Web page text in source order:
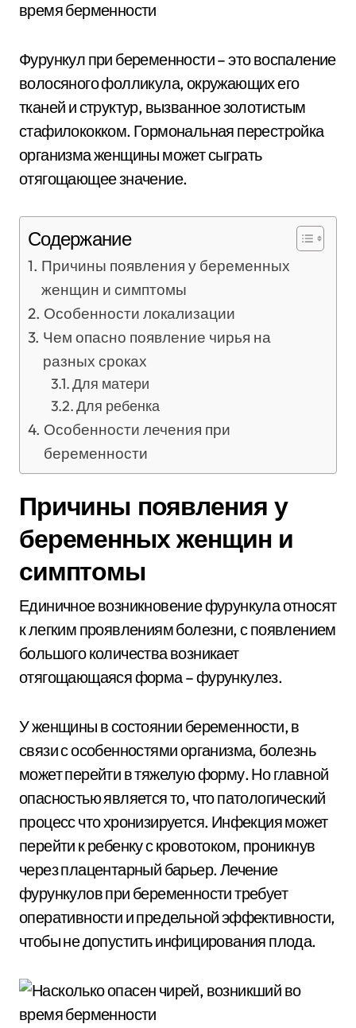
Фурункул при беременности – это воспаление
волосяного фолликула, окружающих его
тканей и структур, вызванное золотистым
стафилококком. Гормональная перестройка
организма женщины может сыграть
отягощающее значение.
Содержание
Причины появления у беременных
женщин и симптомы
Особенности локализации
Чем опасно появление чирья на
разных сроках
Для матери
Для ребенка
Особенности лечения при
беременности
Причины появления у
беременных женщин и
симптомы
Единичное возникновение фурункула относят
к легким проявлениям болезни, с появлением
большого количества возникает
отягощающаяся форма – фурункулез.
У женщины в состоянии беременности, в
связи с особенностями организма, болезнь
может перейти в тяжелую форму. Но главной
опасностью является то, что патологический
процесс что хронизируется. Инфекция может
перейти к ребенку с кровотоком, проникнув
через плацентарный барьер. Лечение
фурункулов при беременности требует
оперативности и предельной эффективности,
чтобы не допустить инфицирования плода.